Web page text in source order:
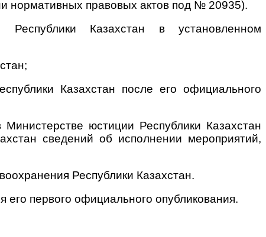
нормативных правовых актов под № 20935).
Республики Казахстан в установленном
Казахстан после его официального
юстиции Республики Казахстан
сведений об исполнении мероприятий,
Республики Казахстан.
первого официального опубликования.